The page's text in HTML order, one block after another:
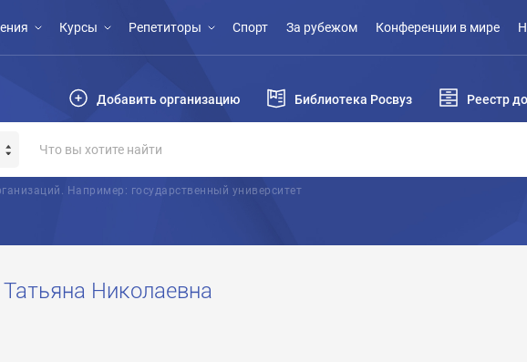
Курсы Репетиторы Спорт За рубежом Конференции в мире
Добавить организацию Библиотека Росвуз Реестр
Например: государственный университет
Николаевна